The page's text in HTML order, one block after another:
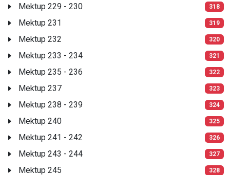
Mektup 229 - 230 318
Mektup 231 319
Mektup 232 320
Mektup 233 - 234 321
Mektup 235 - 236 322
Mektup 237 323
Mektup 238 - 239 324
Mektup 240 325
Mektup 241 - 242 326
Mektup 243 - 244 327
Mektup 245 328